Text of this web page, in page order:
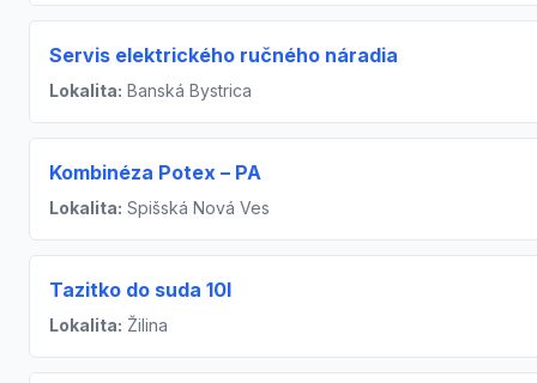
Servis elektrického ručného náradia
Lokalita: Banská Bystrica
Kombinéza Potex – PA
Lokalita: Spišská Nová Ves
Tazitko do suda 10l
Lokalita: Žilina